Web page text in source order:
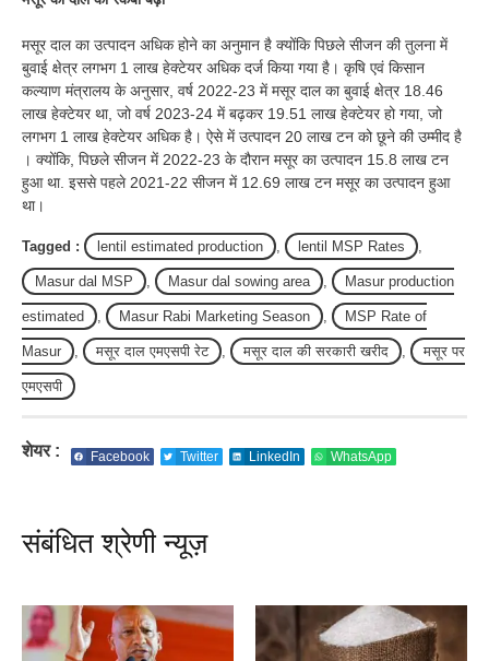
मसूर दाल का उत्पादन अधिक होने का अनुमान है क्योंकि पिछले सीजन की तुलना में
बुवाई क्षेत्र लगभग 1 लाख हेक्टेयर अधिक दर्ज किया गया है। कृषि एवं किसान
कल्याण मंत्रालय के अनुसार, वर्ष 2022-23 में मसूर दाल का बुवाई क्षेत्र 18.46
लाख हेक्टेयर था, जो वर्ष 2023-24 में बढ़कर 19.51 लाख हेक्टेयर हो गया, जो
लगभग 1 लाख हेक्टेयर अधिक है। ऐसे में उत्पादन 20 लाख टन को छूने की उम्मीद है
। क्योंकि, पिछले सीजन में 2022-23 के दौरान मसूर का उत्पादन 15.8 लाख टन
हुआ था. इससे पहले 2021-22 सीजन में 12.69 लाख टन मसूर का उत्पादन हुआ
था।
Tagged : lentil estimated production lentil MSP Rates
Masur dal MSP Masur dal sowing area Masur production
estimated Masur Rabi Marketing Season MSP Rate of
Masur मसूर दाल एमएसपी रेट मसूर दाल की सरकारी खरीद मसूर पर
एमएसपी
शेयर : Facebook Twitter LinkedIn WhatsApp
संबंधित श्रेणी न्यूज़